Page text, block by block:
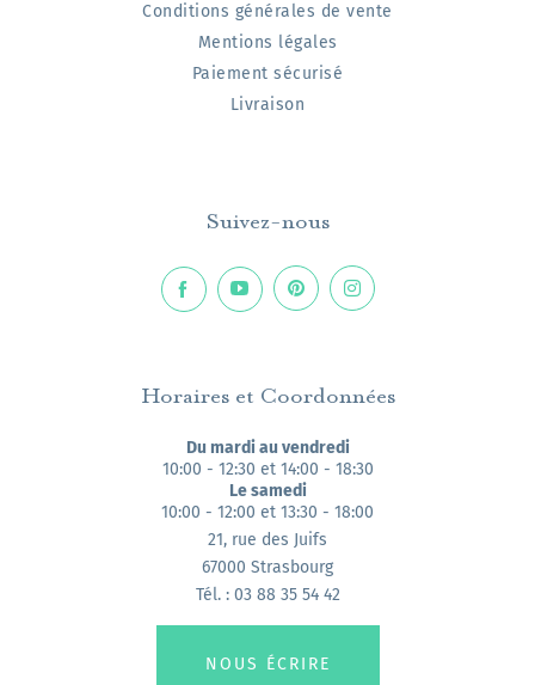
Conditions générales de vente
Mentions légales
Paiement sécurisé
Livraison
Suivez-nous
Horaires et Coordonnées
Du mardi au vendredi
10:00 - 12:30 et 14:00 - 18:30
Le samedi
10:00 - 12:00 et 13:30 - 18:00
21, rue des Juifs
67000 Strasbourg
Tél. : 03 88 35 54 42
NOUS ÉCRIRE